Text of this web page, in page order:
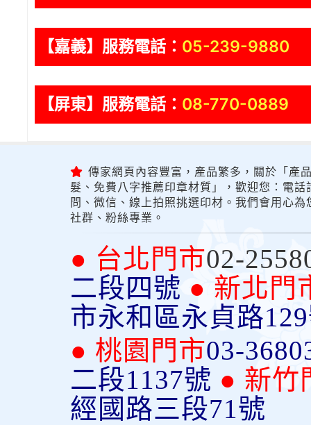
【嘉義】服務電話： 05-239-9880
【屏東】服務電話： 08-770-0889
傳家網頁內容豐富，產品繁多，關於「產
髮、免費八字推薦印章材質」，歡迎您：電
問、微信、線上拍照挑選印材。我們會用心
社群、粉絲專業。
● 台北門市02-
二段四號 ● 新北門
市永和區永貞路
● 桃園門市03-
二段1137號 ● 新竹
經國路三段71號